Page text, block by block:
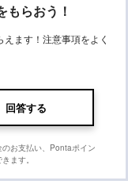
もらおう！
えます！注意事項をよく
回答する
お支払い、Pontaポイン
ます。